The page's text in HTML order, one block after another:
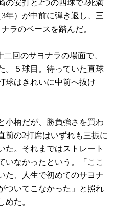
の安打と2つの四球で2死満
年）が中前に弾き返し、三
ラのベースを踏んだ。
回のサヨナラの場面で、
。５球目。待っていた直球
球はきれいに中前へ抜け
小柄だが、勝負強さを買わ
前の2打席はいずれも三振に
た。それまではストレート
いなかったという。「ここ
た、人生で初めてのサヨナ
ついてこなかった」と照れ
めた。